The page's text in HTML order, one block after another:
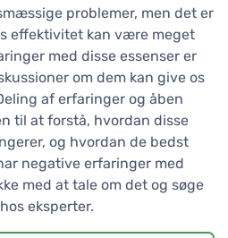
problemer, men det er
effektivitet kan være meget
med disse essenser er
om dem kan give os
af erfaringer og åben
til at forstå, hvordan disse
og hvordan de bedst
negative erfaringer med
med at tale om det og søge
eksperter.